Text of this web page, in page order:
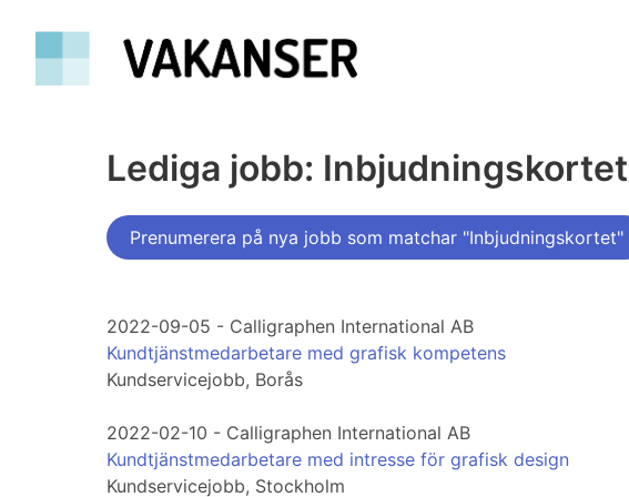
Lediga jobb: Inbjudningskortet
Prenumerera på nya jobb som matchar "Inbjudningskortet"
2022-09-05 - Calligraphen International AB
Kundtjänstmedarbetare med grafisk kompetens
Kundservicejobb, Borås
2022-02-10 - Calligraphen International AB
Kundtjänstmedarbetare med intresse för grafisk design
Kundservicejobb, Stockholm